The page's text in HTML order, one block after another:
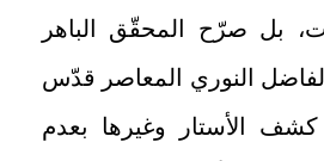
بل صرّح المحقّق الباهر
النوري المعاصر قدّس
الأستار وغيرها بعدم